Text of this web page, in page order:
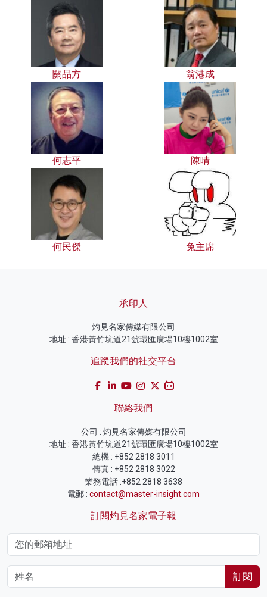
關品方 翁港成
何志平 陳晴
何民傑 兔主席
承印人
灼見名家傳媒有限公司
地址 : 香港黃竹坑道21號環匯廣場10樓1002室
追蹤我們的社交平台
聯絡我們
公司 : 灼見名家傳媒有限公司
地址 : 香港黃竹坑道21號環匯廣場10樓1002室
總機 : +852 2818 3011
傳真 : +852 2818 3022
業務電話 :+852 2818 3638
電郵 : contact@master-insight.com
訂閱灼見名家電子報
訂閱